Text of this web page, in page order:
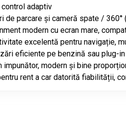
control adaptiv
de parcare și cameră spate /
modern cu ecran mare,
excelentă pentru navigație,
eficiente pe benzină sau plug-
impunător, modern și bine
rent a car datorită fiabilității,